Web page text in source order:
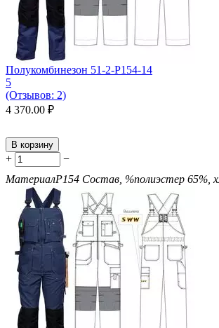
Полукомбинезон 51-2-P154-14
5
(Отзывов: 2)
4 370.00 ₽
В корзину
+
−
МатериалP154 Состав, %полиэстер 65%,